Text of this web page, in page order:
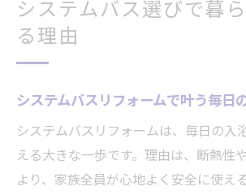
補助金と割引で実現するお得
事例
リフォーム資金計画で失敗
意
工期や費用の目安を詳しく解説
システムバス選びで暮
る理由
システムバスリフォームで叶う毎日
システムバスリフォームは、毎日の入
える大きな一歩です。理由は、断熱性
より、家族全員が心地よく安全に使え